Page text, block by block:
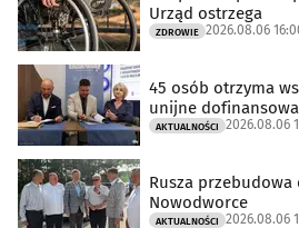
Urząd ostrzega
ZDROWIE 2026.08.06
45 osób otrzyma
unijne
AKTUALNOŚCI 2026.08.06
Rusza
Nowodworce
AKTUALNOŚCI 2026.08.06